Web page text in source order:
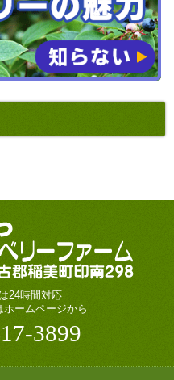
24時間対応
ームページから
3899